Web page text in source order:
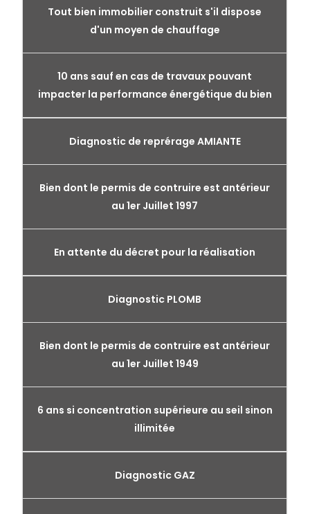
Tout bien immobilier construit s'il dispose
d'un moyen de chauffage
10 ans sauf en cas de travaux pouvant
impacter la performance énergétique du bien
Diagnostic de reprérage AMIANTE
Bien dont le permis de contruire est antérieur
au 1er Juillet 1997
En attente du décret pour la réalisation
Diagnostic PLOMB
Bien dont le permis de contruire est antérieur
au 1er Juillet 1949
6 ans si concentration supérieure au seil sinon
illimitée
Diagnostic GAZ